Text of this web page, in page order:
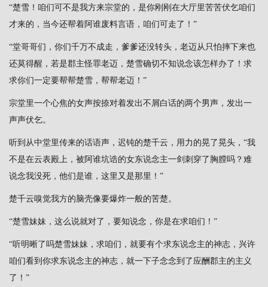
“楚雪！咱们可不是我方来宗堂的，是你刚刚在大厅里苦苦伏乞咱们
才来的，当今还帮着阿谁废料言语，咱们可走了！”
“堂哥哥们，你们千万不成走，爹爹还没转头，老迈从只怕摔下来也
还莫得醒，若是郡主怪罪老迈，楚雪确切不知说念该怎样办了！求
求你们一定要帮帮楚雪，帮帮老迈！”
宗堂里一个心焦的女声按捺对着发出不屑白话的两个男声，发出一
声声伏乞。
听到从中堂里传来的话语声，迟钝的楚千云，用力的晃了晃头，“我
不是在云表殿上，被阿谁坑诰的女东说念主一剑刺穿了胸膛吗？难
说念我没死，他们是谁，这里又是那里！”
楚千云嗅觉我方的脑壳像要爆炸一般的苦楚。
“楚雪妹妹，这么说就对了，要知说念，你是在求咱们！”
“听明晰了吗楚雪妹妹，求咱们，就要有个求东说念主的神志，兴许
咱们看到你求东说念主的神志，就一下子念念到了应酬郡主的主义
了！”